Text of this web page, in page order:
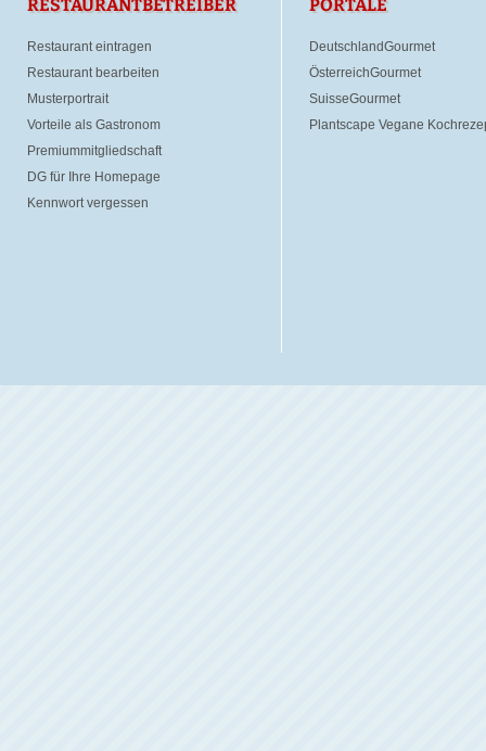
RESTAURANTBETREIBER
Restaurant eintragen
Restaurant bearbeiten
Musterportrait
Vorteile als Gastronom
Premiummitgliedschaft
DG für Ihre Homepage
Kennwort vergessen
PORTALE
DeutschlandGourmet
ÖsterreichGourmet
SuisseGourmet
Plantscape Vegane